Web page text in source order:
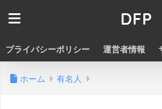
DFP
プライバシーポリシー 運営者情報
ホーム 有名人